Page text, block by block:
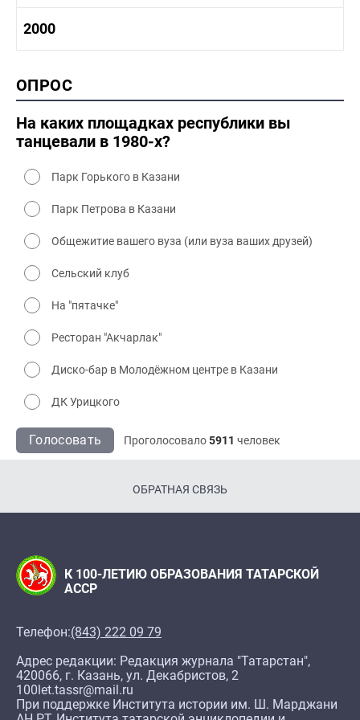
1980-1990 культура
1990-2000 культура
2000
2000 промышленность
2000 культура
ОПРОС
На каких площадках республики вы
танцевали в 1980-х?
Парк Горького в Казани
Парк Петрова в Казани
Общежитие вашего вуза (или вуза ваших друзей)
Сельский клуб
На "пятачке"
Ресторан "Акчарлак"
Диско-бар в Молодёжном центре в Казани
ДК Урицкого
Голосовать Проголосовало5911 человек
ОБРАТНАЯ СВЯЗЬ
К 100-ЛЕТИЮ ОБРАЗОВАНИЯ ТАТАРСКОЙ
АССР
Телефон:(843) 222 09 79
Адрес редакции: Редакция журнала "Татарстан",
420066, г. Казань, ул. Декабристов, 2
100let.tassr@mail.ru
При поддержке Института истории им. Ш. Марджани